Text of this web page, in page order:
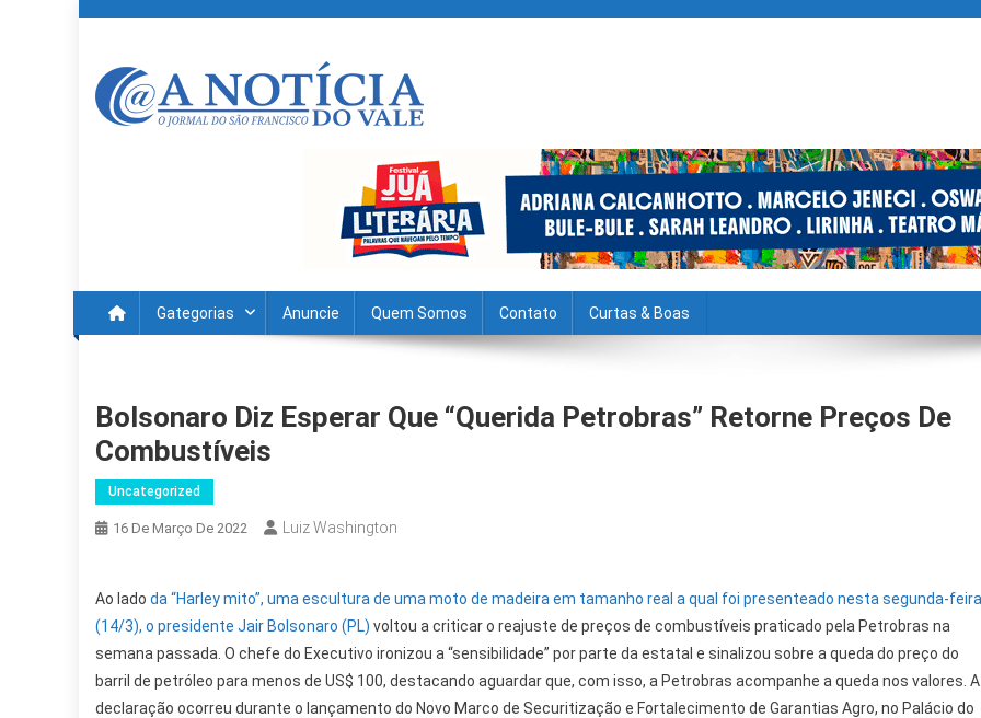
content
Gategorias Anuncie Quem Somos Contato Curtas & Boas
Bolsonaro Diz Esperar Que “querida Petrobras” Retorne Preços De
Combustíveis
Uncategorized
16 De Março De 2022 Luiz Washington
Ao lado da “Harley mito”, uma escultura de uma moto de madeira em tamanho real a qual foi presenteado nesta segunda-feira
(14/3), o presidente Jair Bolsonaro (PL) voltou a criticar o reajuste de preços de combustíveis praticado pela Petrobras na
semana passada. O chefe do Executivo ironizou a “sensibilidade” por parte da estatal e sinalizou sobre a queda do preço do
barril de petróleo para menos de US$ 100, destacando aguardar que, com isso, a Petrobras acompanhe a queda nos valores. A
declaração ocorreu durante o lançamento do Novo Marco de Securitização e Fortalecimento de Garantias Agro, no Palácio do